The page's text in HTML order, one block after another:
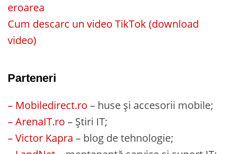
eroarea
Cum descarc un video TikTok (download
video)
Parteneri
– Mobiledirect.ro – huse și accesorii mobile;
– ArenaIT.ro – Știri IT;
– Victor Kapra – blog de tehnologie;